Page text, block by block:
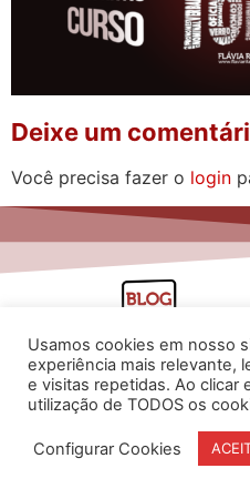
Deixe um
Você precisa fazer o login
Flávia Rita
Usamos cookies em nosso
experiência mais relevante,
e visitas repetidas. Ao clicar
utilização de TODOS os
Configurar Cookies